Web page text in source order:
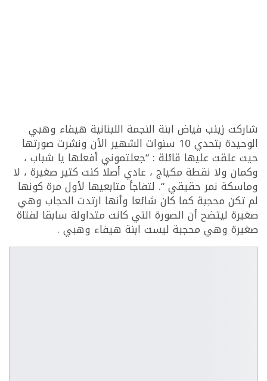
شاركت زينب فياض ابنة النجمة اللبنانية هيفاء وهبي
الوحيدة بتحدي 10 سنوات الشهير الأن ونشرت صورتها
حيت علقت عليها قائلة : “جعلتموني أفعلها يا شباب ،
وكمان ولا نقطة مكياج ، عادي أصلا كنت كتير صغيرة ، لا
وماسكة نمر حقيقي “. لتفاجأ متابعيها لأول مرة كونها
لم تكن محجبة كما كان شائعا وأنها ارتدت الحجاب وهي
صغيرة ليتضح أن الصورة التي كانت متداولة سابقا لفتاة
صغيرة وهي محجبة ليست ابنة هيفاء وهبي .